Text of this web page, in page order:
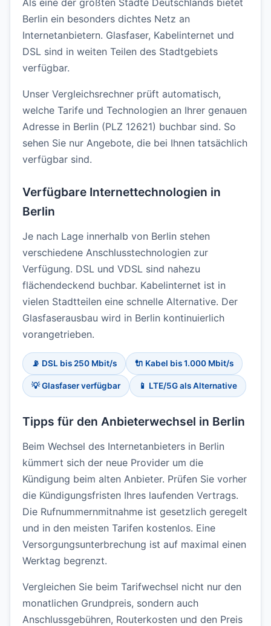
Berlin ein besonders dichtes Netz an
Internetanbietern. Glasfaser, Kabelinternet und
DSL sind in weiten Teilen des Stadtgebiets
verfügbar.
Unser Vergleichsrechner prüft automatisch,
welche Tarife und Technologien an Ihrer genauen
Adresse in Berlin (PLZ 12621) buchbar sind. So
sehen Sie nur Angebote, die bei Ihnen tatsächlich
verfügbar sind.
Verfügbare Internettechnologien in
Berlin
Je nach Lage innerhalb von Berlin stehen
verschiedene Anschlusstechnologien zur
Verfügung. DSL und VDSL sind nahezu
flächendeckend buchbar. Kabelinternet ist in
vielen Stadtteilen eine schnelle Alternative. Der
Glasfaserausbau wird in Berlin kontinuierlich
vorangetrieben.
📡 DSL bis 250 Mbit/s 🔌 Kabel bis 1.000 Mbit/s
💡 Glasfaser verfügbar 📱 LTE/5G als Alternative
Tipps für den Anbieterwechsel in Berlin
Beim Wechsel des Internetanbieters in Berlin
kümmert sich der neue Provider um die
Kündigung beim alten Anbieter. Prüfen Sie vorher
die Kündigungsfristen Ihres laufenden Vertrags.
Die Rufnummernmitnahme ist gesetzlich geregelt
und in den meisten Tarifen kostenlos. Eine
Versorgungsunterbrechung ist auf maximal einen
Werktag begrenzt.
Vergleichen Sie beim Tarifwechsel nicht nur den
monatlichen Grundpreis, sondern auch
Anschlussgebühren, Routerkosten und den Preis